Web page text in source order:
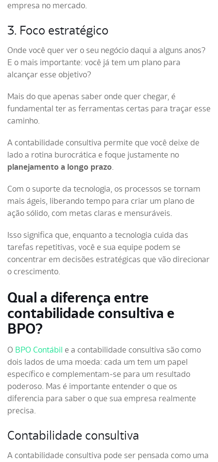
empresa no mercado.
3. Foco estratégico
Onde você quer ver o seu negócio daqui a alguns anos?
E o mais importante: você já tem um plano para
alcançar esse objetivo?
Mais do que apenas saber onde quer chegar, é
fundamental ter as ferramentas certas para traçar esse
caminho.
A contabilidade consultiva permite que você deixe de
lado a rotina burocrática e foque justamente no
planejamento a longo prazo.
Com o suporte da tecnologia, os processos se tornam
mais ágeis, liberando tempo para criar um plano de
ação sólido, com metas claras e mensuráveis.
Isso significa que, enquanto a tecnologia cuida das
tarefas repetitivas, você e sua equipe podem se
concentrar em decisões estratégicas que vão direcionar
o crescimento.
Qual a diferença entre
contabilidade consultiva e
BPO?
O BPO Contábil e a contabilidade consultiva são como
dois lados de uma moeda: cada um tem um papel
específico e complementam-se para um resultado
poderoso. Mas é importante entender o que os
diferencia para saber o que sua empresa realmente
precisa.
Contabilidade consultiva
A contabilidade consultiva pode ser pensada como uma